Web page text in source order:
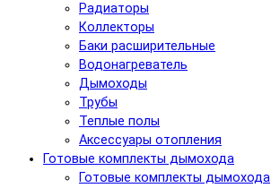
Радиаторы
Коллекторы
Баки расширительные
Водонагреватель
Дымоходы
Трубы
Теплые полы
Аксессуары отопления
Готовые комплекты дымохода
Готовые комплекты дымохода